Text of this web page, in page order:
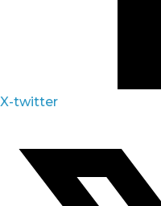
X-twitter